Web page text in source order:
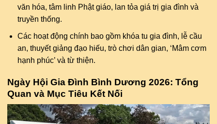
văn hóa, tâm linh Phật giáo, lan tỏa giá trị gia đình và
truyền thống.
Các hoạt động chính bao gồm khóa tu gia đình, lễ cầu
an, thuyết giảng đạo hiếu, trò chơi dân gian, ‘Mâm cơm
hạnh phúc’ và từ thiện.
Ngày Hội Gia Đình Bình Dương 2026: Tổng
Quan và Mục Tiêu Kết Nối